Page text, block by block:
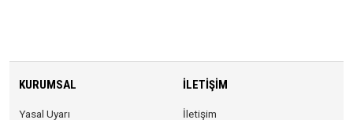
KURUMSAL
Yasal Uyarı
İLETIŞIM
İletişim